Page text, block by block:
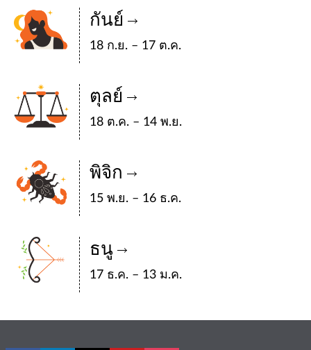
กันย์
18 ก.ย. – 17 ต.ค.
ตุลย์
18 ต.ค. – 14 พ.ย.
พิจิก
15 พ.ย. – 16 ธ.ค.
ธนู
17 ธ.ค. – 13 ม.ค.